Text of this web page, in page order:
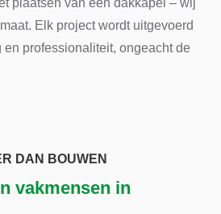
plaatsen van een dakkapel – wij
Elk project wordt uitgevoerd
professionaliteit, ongeacht de
DAN BOUWEN
vakmensen in